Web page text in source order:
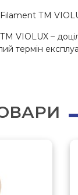
ТМ
ТМ VIOLUX –
термін